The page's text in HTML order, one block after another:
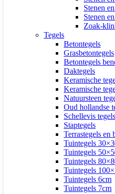
Stenen
Stenen
Zoak-
Tegels
Betontegels
Grasbetontegels
Betontegels
Daktegels
Keramische
Keramische
Natuursteen
Oud hollandse
Schellevis tegels
Staptegels
Terrastegels en
Tuintegels
Tuintegels
Tuintegels
Tuintegels
Tuintegels 6cm
Tuintegels 7cm